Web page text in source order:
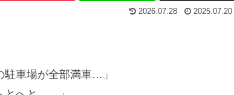
2026.07.28 2025.07.20
駐車場が全部満車…」